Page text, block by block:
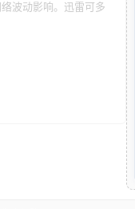
波动影响。迅雷可多